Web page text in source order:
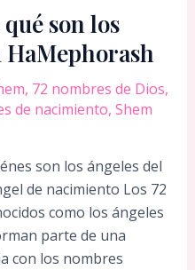
son los
HaMephorash
, 72 nombres de Dios,
de nacimiento, Shem
son los ángeles del
de nacimiento Los 72
como los ángeles
parte de una
con los nombres